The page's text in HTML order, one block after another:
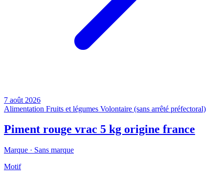
7 août 2026
Alimentation Fruits et légumes Volontaire (sans arrêté préfectoral)
Piment rouge vrac 5 kg origine france
Marque · Sans marque
Motif